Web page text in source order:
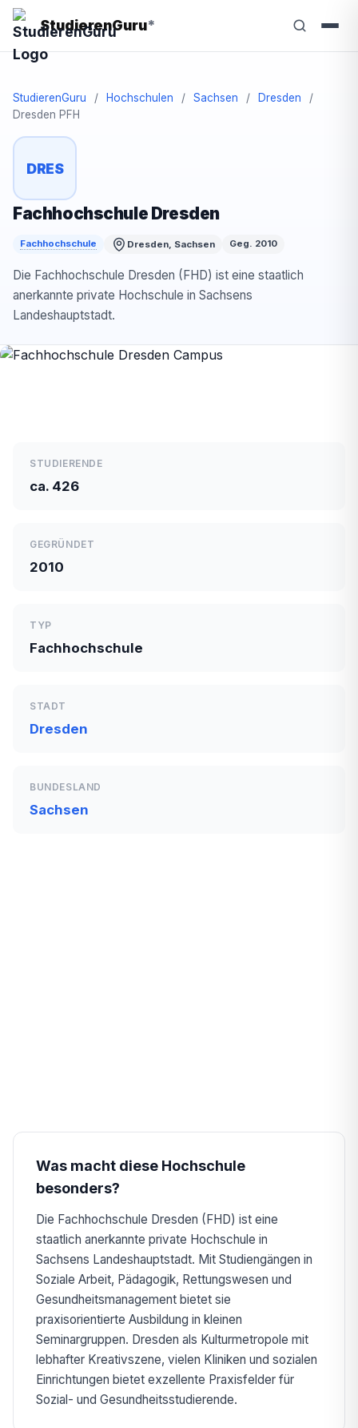
StudierenGuru*
StudierenGuru / Hochschulen / Sachsen / Dresden
/
Dresden PFH
DRES
Fachhochschule Dresden
Fachhochschule Dresden, Sachsen Geg. 2010
Die Fachhochschule Dresden (FHD) ist eine staatlich
anerkannte private Hochschule in Sachsens
Landeshauptstadt.
STUDIERENDE
ca. 426
GEGRÜNDET
2010
TYP
Fachhochschule
STADT
Dresden
BUNDESLAND
Sachsen
Was macht diese Hochschule
besonders?
Die Fachhochschule Dresden (FHD) ist eine
staatlich anerkannte private Hochschule in
Sachsens Landeshauptstadt. Mit Studiengängen in
Soziale Arbeit, Pädagogik, Rettungswesen und
Gesundheitsmanagement bietet sie
praxisorientierte Ausbildung in kleinen
Seminargruppen. Dresden als Kulturmetropole mit
lebhafter Kreativszene, vielen Kliniken und sozialen
Einrichtungen bietet exzellente Praxisfelder für
Sozial- und Gesundheitsstudierende.